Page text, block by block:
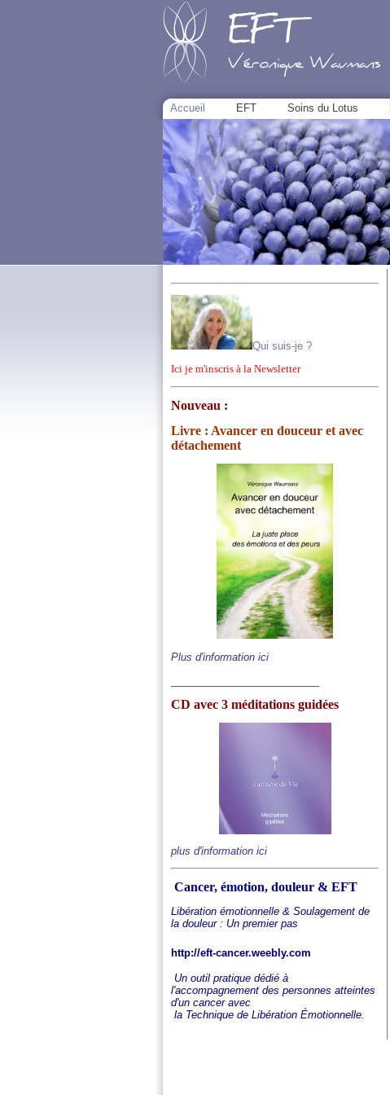
Accueil EFT Soins du Lotus
Qui suis-je ?
Ici je m'inscris à la Newsletter
Nouveau :
Livre : Avancer en douceur et avec
détachement
Plus d'information ici
CD avec 3 méditations guidées
plus d'information ici
Cancer, émotion, douleur & EFT
Libération émotionnelle & Soulagement de
la douleur: Un premier pas
http://eft-cancer.weebly.com
Un outil pratique dédié à
l'accompagnement des personnes atteintes
d'un cancer avec
la Technique de Libération Émotionnelle.